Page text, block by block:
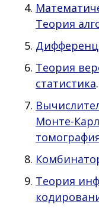
Теория
Теория
статистика.
Монте-
Теория